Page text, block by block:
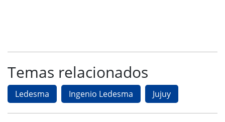
Temas relacionados
Ledesma Ingenio Ledesma Jujuy